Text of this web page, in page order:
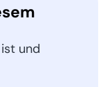
und